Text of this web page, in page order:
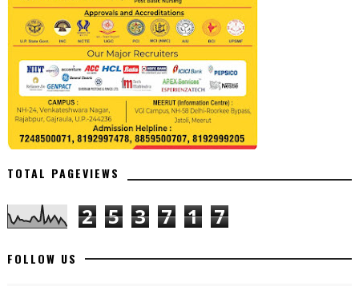
TOTAL PAGEVIEWS
2 5 3 7 1 7
FOLLOW US